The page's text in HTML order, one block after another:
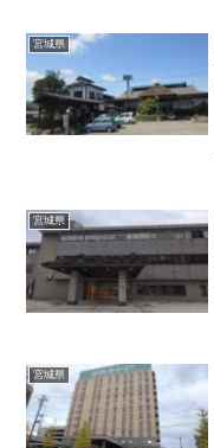
宮城県
宮城県
宮城県